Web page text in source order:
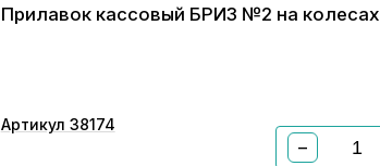
Прилавок кассовый БРИЗ №2 на колесах
Артикул 38174
−